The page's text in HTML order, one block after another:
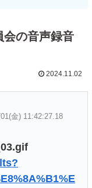
会の音声録音
2024.11.02
金) 11:42:27.18